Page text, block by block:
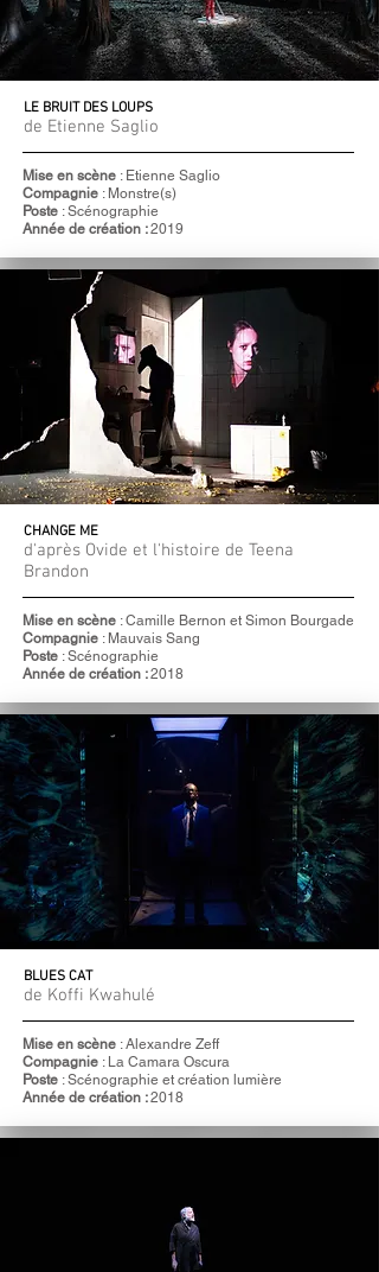
LE BRUIT DES LOUPS
de Etienne Saglio
Mise en scène : Etienne Saglio
Compagnie : Monstre(s)
Poste : Scénographie
Année de création :2019
CHANGE ME
d'après Ovide et l'histoire de Teena
Brandon
Mise en scène : Camille Bernon et Simon Bourgade
Compagnie : Mauvais Sang
Poste : Scénographie
Année de création :2018
BLUES CAT
de Koffi Kwahulé
Mise en scène : Alexandre Zeff
Compagnie : La Camara Oscura
Poste : Scénographie et création lumière
Année de création :2018